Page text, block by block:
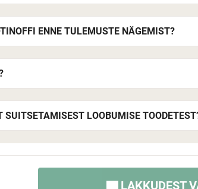
ENNE TULEMUSTE NÄGEMIST?
SUITSETAMISEST LOOBUMISE
LAKKUDEST